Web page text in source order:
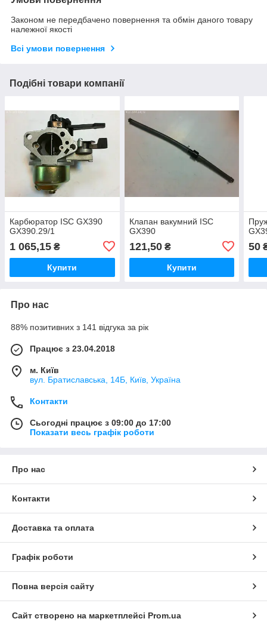
Законом не передбачено повернення та обмін даного товару
належної якості
Всі умови повернення
Подібні товари компанії
Карбюратор ISC GX390
GX390.29/1
1 065,15 ₴
Купити
Клапан вакумний ISC
GX390
121,50₴
Купити
50
Про нас
88% позитивних з 141 відгука за рік
Працює з 23.04.2018
м. Київ
вул. Братиславська, 14Б, Київ, Україна
Контакти
Сьогодні працює з 09:00 до 17:00
Показати весь графік роботи
Про нас
Контакти
Доставка та оплата
Графік роботи
Повна версія сайту
Сайт створено на маркетплейсі Prom.ua